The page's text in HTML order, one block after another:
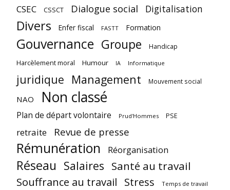
CSEC CSSCT Dialogue social Digitalisation
Divers Enfer fiscal FASTT Formation
Gouvernance Groupe Handicap
Harcèlement moral Humour IA Informatique
juridique Management Mouvement social
NAO Non classé
Plan de départ volontaire Prud'Hommes PSE
retraite Revue de presse
Rémunération Réorganisation
Réseau Salaires Santé au travail
Souffrance au travail Stress Temps de travail